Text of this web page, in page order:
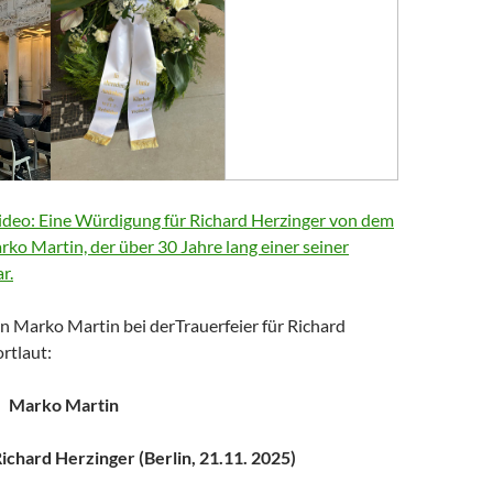
Eine Würdigung für Richard Herzinger von dem
Martin, der über 30 Jahre lang einer seiner
Marko Martin bei derTrauerfeier für Richard
Marko Martin
Herzinger (Berlin, 21.11. 2025)